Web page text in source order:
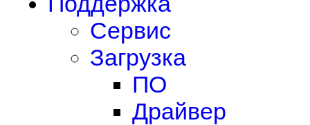
Сервис
Загрузка
ПО
Драйвер